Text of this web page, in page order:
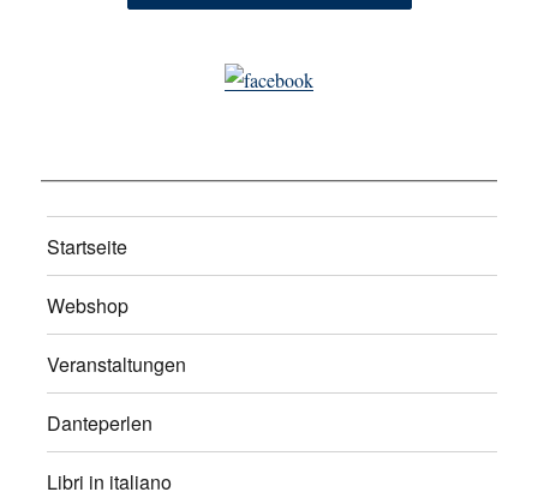
Startseite
Webshop
Veranstaltungen
Danteperlen
Libri in italiano